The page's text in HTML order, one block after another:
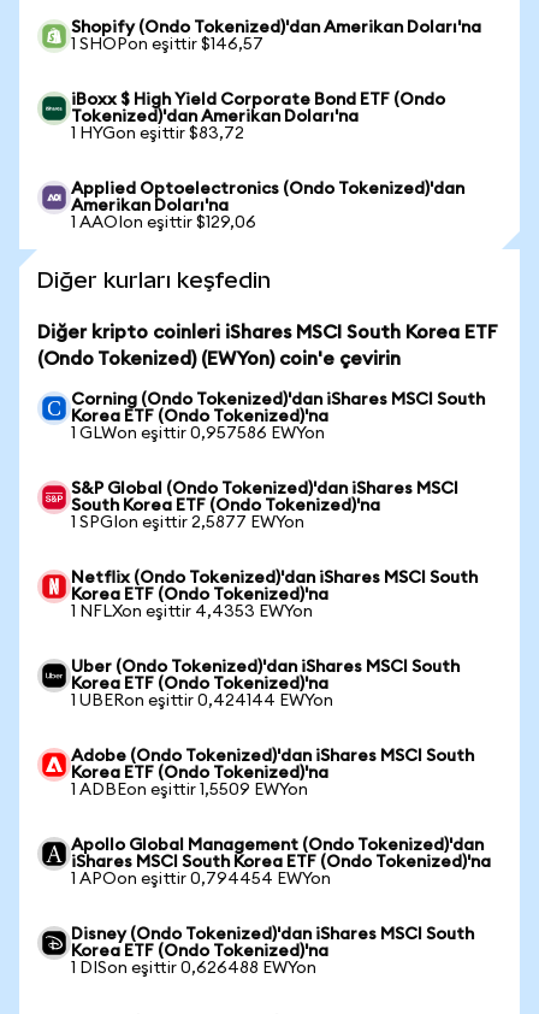
Shopify (Ondo Tokenized)'dan Amerikan Doları'na
1 SHOPon eşittir $146,57
iBoxx $ High Yield Corporate Bond ETF (Ondo
Tokenized)'dan Amerikan Doları'na
1 HYGon eşittir $83,72
Applied Optoelectronics (Ondo Tokenized)'dan
Amerikan Doları'na
1 AAOIon eşittir $129,06
Diğer kurları keşfedin
Diğer kripto coinleri iShares MSCI South Korea ETF
(Ondo Tokenized) (EWYon) coin'e çevirin
Corning (Ondo Tokenized)'dan iShares MSCI South
Korea ETF (Ondo Tokenized)'na
1 GLWon eşittir 0,957586 EWYon
S&P Global (Ondo Tokenized)'dan iShares MSCI
South Korea ETF (Ondo Tokenized)'na
1 SPGIon eşittir 2,5877 EWYon
Netflix (Ondo Tokenized)'dan iShares MSCI South
Korea ETF (Ondo Tokenized)'na
1 NFLXon eşittir 4,4353 EWYon
Uber (Ondo Tokenized)'dan iShares MSCI South
Korea ETF (Ondo Tokenized)'na
1 UBERon eşittir 0,424144 EWYon
Adobe (Ondo Tokenized)'dan iShares MSCI South
Korea ETF (Ondo Tokenized)'na
1 ADBEon eşittir 1,5509 EWYon
Apollo Global Management (Ondo Tokenized)'dan
iShares MSCI South Korea ETF (Ondo Tokenized)'na
1 APOon eşittir 0,794454 EWYon
Disney (Ondo Tokenized)'dan iShares MSCI South
Korea ETF (Ondo Tokenized)'na
1 DISon eşittir 0,626488 EWYon